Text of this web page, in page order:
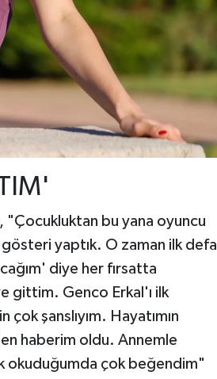
"Çocukluktan bu yana oyuncu
yaptık. O zaman ilk defa
diye her fırsatta
gittim. Genco Erkal'ı ilk
şanslıyım. Hayatımın
haberim oldu. Annemle
okuduğumda çok beğendim"